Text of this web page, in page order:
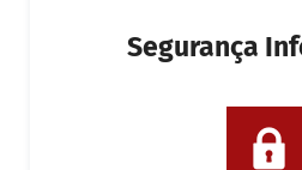
Segurança